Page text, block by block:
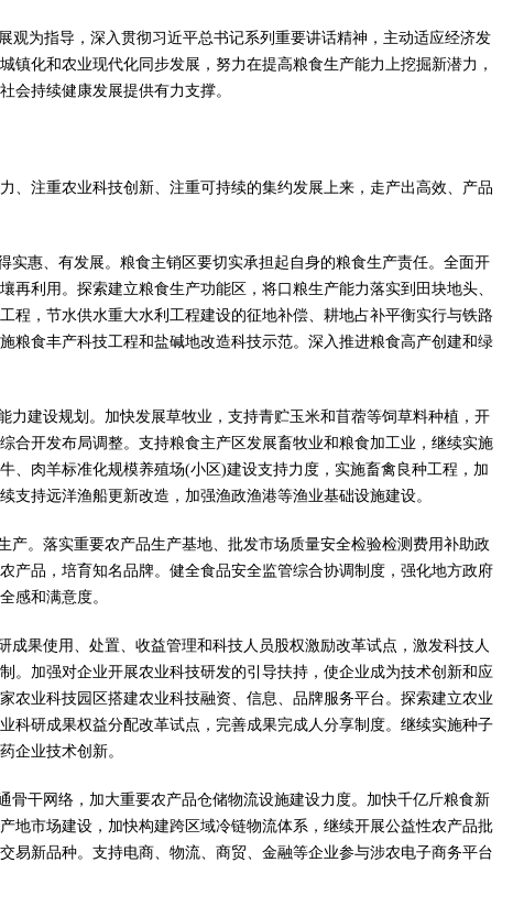
为指导，深入贯彻习近平总书记系列重要讲话精神，主动适应经济发
化和农业现代化同步发展，努力在提高粮食生产能力上挖掘新潜力，
会持续健康发展提供有力支撑。
注重农业科技创新、注重可持续的集约发展上来，走产出高效、产品
惠、有发展。粮食主销区要切实承担起自身的粮食生产责任。全面开
利用。探索建立粮食生产功能区，将口粮生产能力落实到田块地头、
程，节水供水重大水利工程建设的征地补偿、耕地占补平衡实行与铁路
粮食丰产科技工程和盐碱地改造科技示范。深入推进粮食高产创建和绿
建设规划。加快发展草牧业，支持青贮玉米和苜蓿等饲草料种植，开
合开发布局调整。支持粮食主产区发展畜牧业和粮食加工业，继续实施
、肉羊标准化规模养殖场(小区)建设支持力度，实施畜禽良种工程，加
持远洋渔船更新改造，加强渔政渔港等渔业基础设施建设。
。落实重要农产品生产基地、批发市场质量安全检验检测费用补助政
产品，培育知名品牌。健全食品安全监管综合协调制度，强化地方政府
感和满意度。
果使用、处置、收益管理和科技人员股权激励改革试点，激发科技人
。加强对企业开展农业科技研发的引导扶持，使企业成为技术创新和应
农业科技园区搭建农业科技融资、信息、品牌服务平台。探索建立农业
科研成果权益分配改革试点，完善成果完成人分享制度。继续实施种子
企业技术创新。
干网络，加大重要农产品仓储物流设施建设力度。加快千亿斤粮食新
地市场建设，加快构建跨区域冷链物流体系，继续开展公益性农产品批
易新品种。支持电商、物流、商贸、金融等企业参与涉农电子商务平台